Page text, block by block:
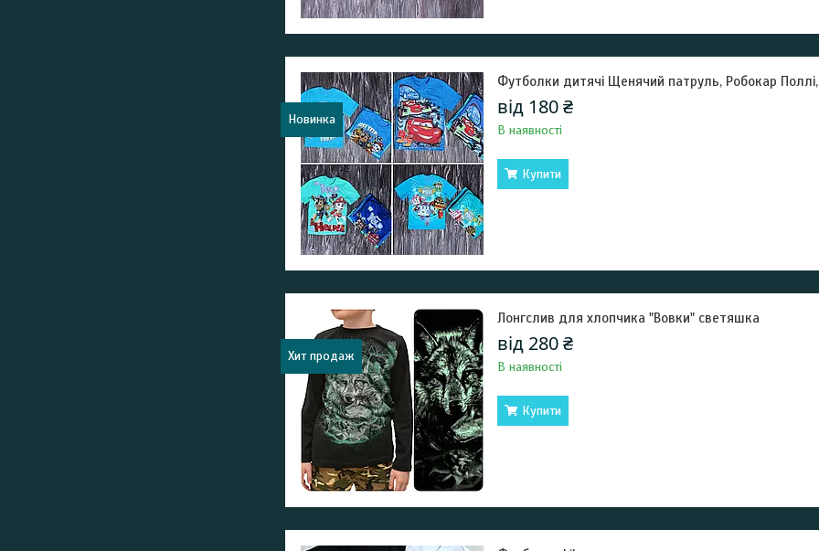
Новинка
Футболки дитячі Щенячий патруль, Робокар
від 180 ₴
В наявності
Купити
Хит продаж
Лонгслив для хлопчика "Вовки" светяшка
від 280 ₴
В наявності
Купити